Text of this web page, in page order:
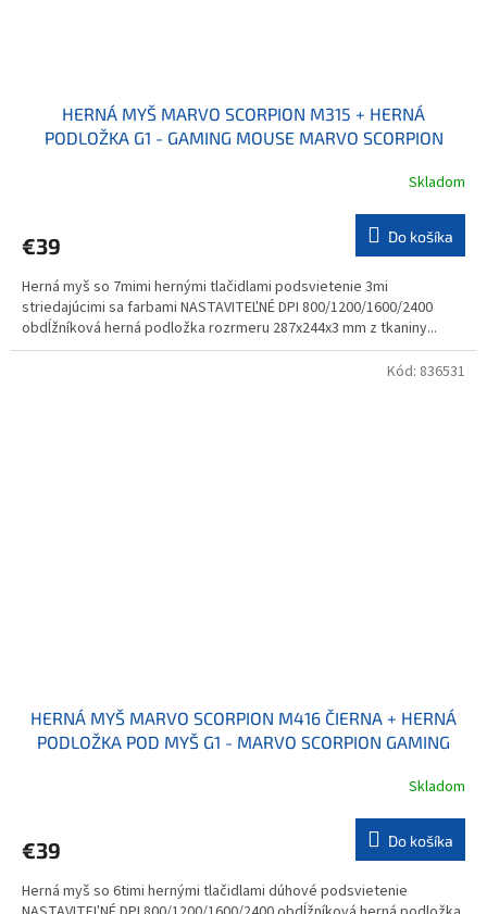
HERNÁ MYŠ MARVO SCORPION M315 + HERNÁ
PODLOŽKA G1 - GAMING MOUSE MARVO SCORPION
Skladom
€39 Do košíka
Herná myš so 7mimi hernými tlačidlami podsvietenie 3mi
striedajúcimi sa farbami NASTAVITEĽNÉ DPI 800/1200/1600/2400
obdĺžníková herná podložka rozrmeru 287x244x3 mm z tkaniny...
HERNÁ MYŠ MARVO SCORPION M416 ČIERNA + HERNÁ
PODLOŽKA POD MYŠ G1 - MARVO SCORPION GAMING
Skladom
€39 Do košíka
Herná myš so 6timi hernými tlačidlami dúhové podsvietenie
Kód: 836531